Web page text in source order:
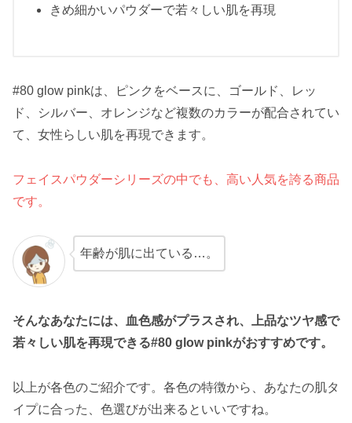
きめ細かいパウダーで若々しい肌を再現
#80 glow pinkは、ピンクをベースに、ゴールド、レッ
ド、シルバー、オレンジなど複数のカラーが配合されてい
て、女性らしい肌を再現できます。
フェイスパウダーシリーズの中でも、高い人気を誇る商品
です。
年齢が肌に出ている…。
そんなあなたには、血色感がプラスされ、上品なツヤ感で
若々しい肌を再現できる#80 glow pinkがおすすめです。
以上が各色のご紹介です。各色の特徴から、あなたの肌タ
イプに合った、色選びが出来るといいですね。